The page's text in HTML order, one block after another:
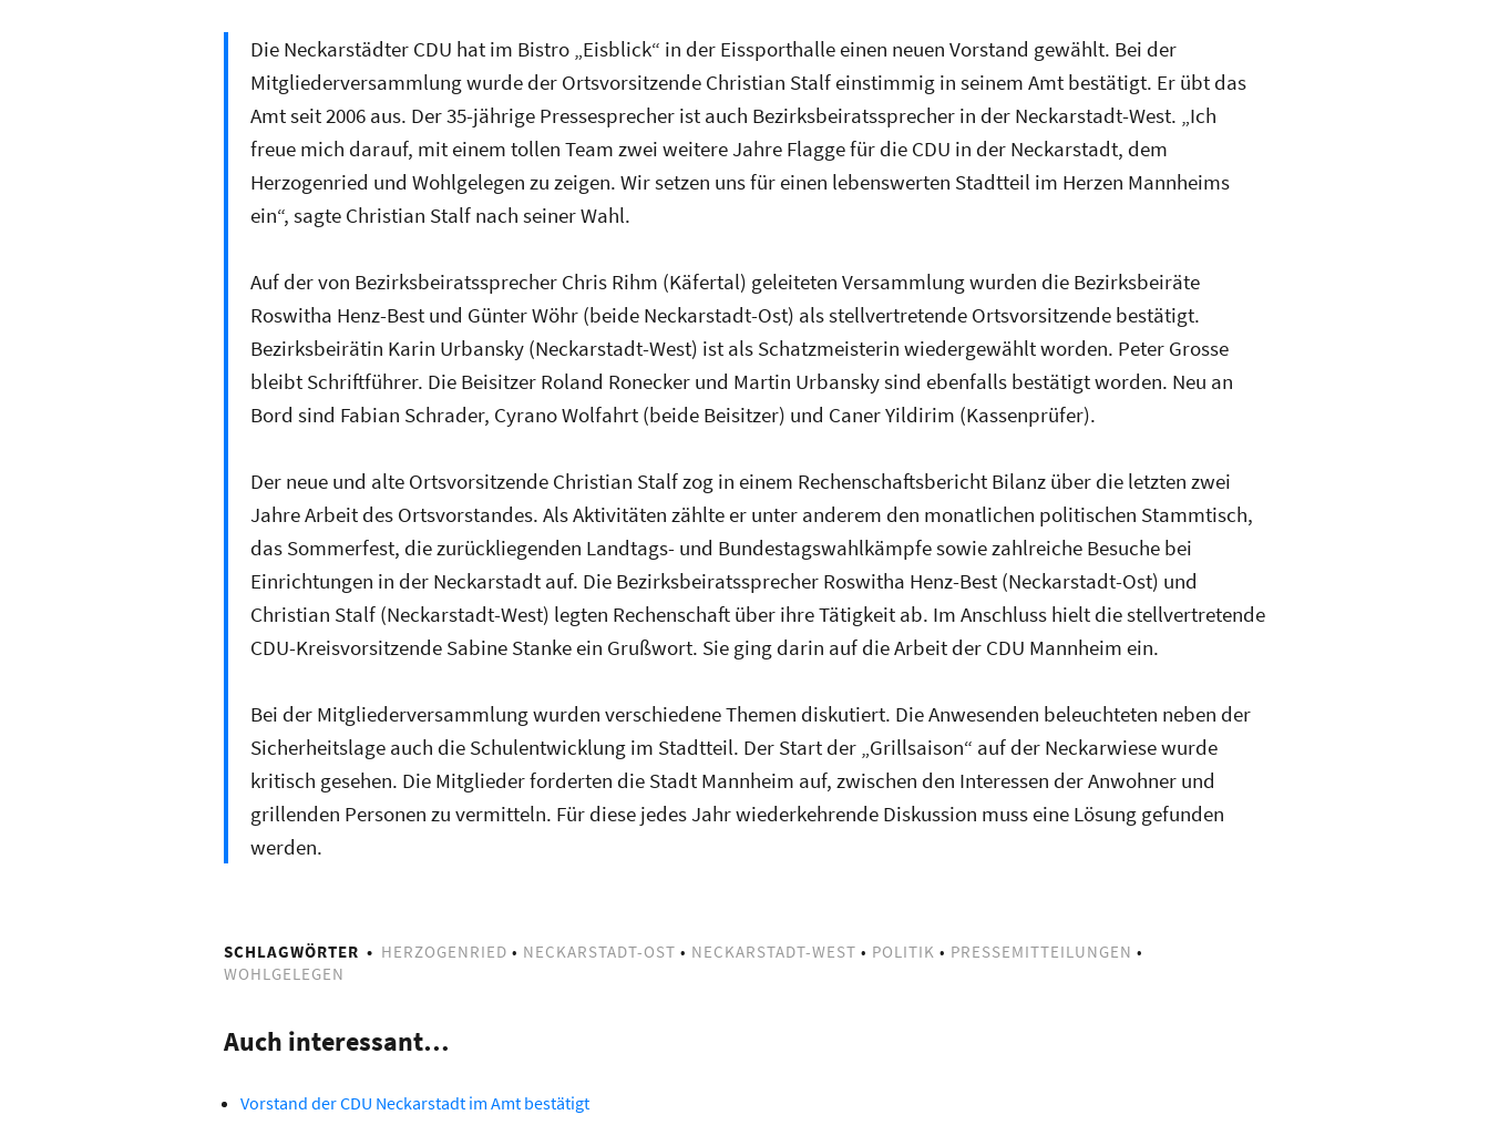
Die Neckarstädter CDU hat im Bistro „Eisblick“ in der Eissporthalle einen neuen Vorstand gewählt. Bei der
Mitgliederversammlung wurde der Ortsvorsitzende Christian Stalf einstimmig in seinem Amt bestätigt. Er übt das
Amt seit 2006 aus. Der 35-jährige Pressesprecher ist auch Bezirksbeiratssprecher in der Neckarstadt-West. „Ich
freue mich darauf, mit einem tollen Team zwei weitere Jahre Flagge für die CDU in der Neckarstadt, dem
Herzogenried und Wohlgelegen zu zeigen. Wir setzen uns für einen lebenswerten Stadtteil im Herzen Mannheims
ein“, sagte Christian Stalf nach seiner Wahl.
Auf der von Bezirksbeiratssprecher Chris Rihm (Käfertal) geleiteten Versammlung wurden die Bezirksbeiräte
Roswitha Henz-Best und Günter Wöhr (beide Neckarstadt-Ost) als stellvertretende Ortsvorsitzende bestätigt.
Bezirksbeirätin Karin Urbansky (Neckarstadt-West) ist als Schatzmeisterin wiedergewählt worden. Peter Grosse
bleibt Schriftführer. Die Beisitzer Roland Ronecker und Martin Urbansky sind ebenfalls bestätigt worden. Neu an
Bord sind Fabian Schrader, Cyrano Wolfahrt (beide Beisitzer) und Caner Yildirim (Kassenprüfer).
Der neue und alte Ortsvorsitzende Christian Stalf zog in einem Rechenschaftsbericht Bilanz über die letzten zwei
Jahre Arbeit des Ortsvorstandes. Als Aktivitäten zählte er unter anderem den monatlichen politischen Stammtisch,
das Sommerfest, die zurückliegenden Landtags- und Bundestagswahlkämpfe sowie zahlreiche Besuche bei
Einrichtungen in der Neckarstadt auf. Die Bezirksbeiratssprecher Roswitha Henz-Best (Neckarstadt-Ost) und
Christian Stalf (Neckarstadt-West) legten Rechenschaft über ihre Tätigkeit ab. Im Anschluss hielt die stellvertretende
CDU-Kreisvorsitzende Sabine Stanke ein Grußwort. Sie ging darin auf die Arbeit der CDU Mannheim ein.
Bei der Mitgliederversammlung wurden verschiedene Themen diskutiert. Die Anwesenden beleuchteten neben der
Sicherheitslage auch die Schulentwicklung im Stadtteil. Der Start der „Grillsaison“ auf der Neckarwiese wurde
kritisch gesehen. Die Mitglieder forderten die Stadt Mannheim auf, zwischen den Interessen der Anwohner und
grillenden Personen zu vermitteln. Für diese jedes Jahr wiederkehrende Diskussion muss eine Lösung gefunden
werden.
SCHLAGWÖRTER HERZOGENRIED • NECKARSTADT-OST • NECKARSTADT-WEST • POLITIK • PRESSEMITTEILUNGEN •
WOHLGELEGEN
Auch interessant…
Vorstand der CDU Neckarstadt im Amt bestätigt